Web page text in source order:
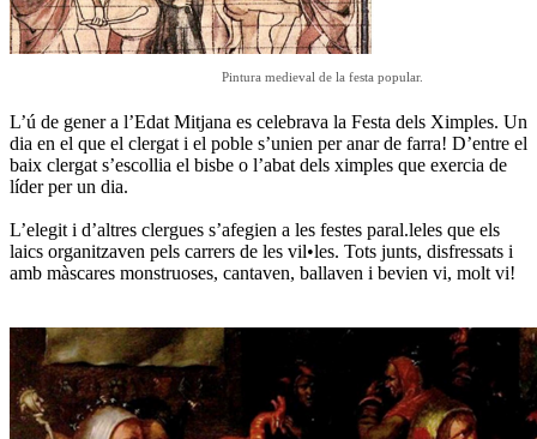
Pintura medieval de la festa popular.
L’ú de gener a l’Edat Mitjana es celebrava la Festa dels Ximples. Un
dia en el que el clergat i el poble s’unien per anar de farra! D’entre el
baix clergat s’escollia el bisbe o l’abat dels ximples que exercia de
líder per un dia.
L’elegit i d’altres clergues s’afegien a les festes paral.leles que els
laics organitzaven pels carrers de les vil•les. Tots junts, disfressats i
amb màscares monstruoses, cantaven, ballaven i bevien vi, molt vi!